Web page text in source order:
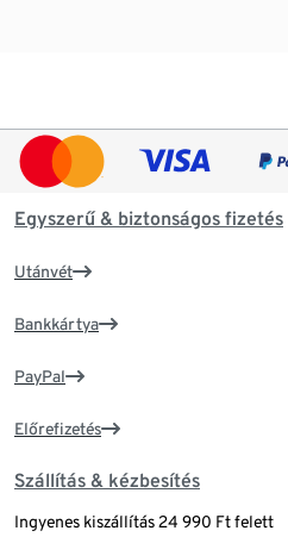
Egyszerű & biztonságos fizetés
Utánvét
Bankkártya
PayPal
Előrefizetés
Szállítás & kézbesítés
Ingyenes kiszállítás 24 990 Ft felett